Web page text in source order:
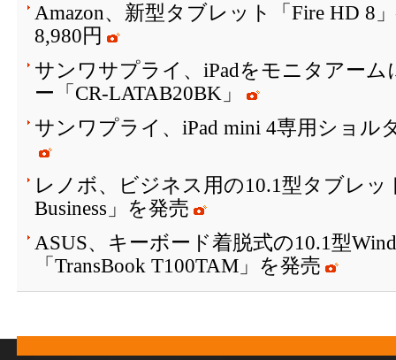
Amazon、新型タブレット「Fire HD 8
8,980円
サンワサプライ、iPadをモニタアー
ー「CR-LATAB20BK」
サンワプライ、iPad mini 4専用ショル
レノボ、ビジネス用の10.1型タブレッ
Business」を発売
ASUS、キーボード着脱式の10.1型
「TransBook T100TAM」を発売